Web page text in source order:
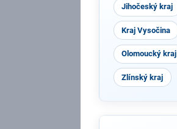
Jihočeský kraj
Kraj Vysočina
Olomoucký kraj
Zlínský kraj